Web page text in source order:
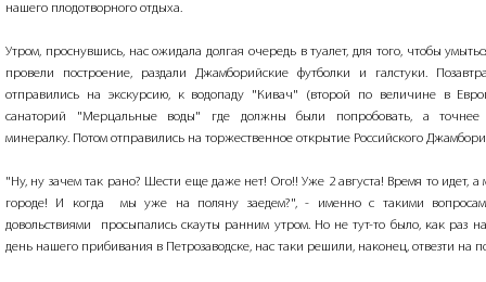
нашего плодотворного отдыха.
Утром, проснувшись, нас ожидала долгая очередь в туалет, для того, чтобы
провели построение, раздали Джамборийские футболки и галстуки.
отправились на экскурсию, к водопаду "Кивач" (второй по величине в
санаторий "Мерцальные воды" где должны были попробовать, а точнее
минералку. Потом отправились на торжественное открытие Российского
"Ну, ну зачем так рано? Шести еще даже нет! Ого!! Уже 2 августа! Время то идет, а
городе! И когда мы уже на поляну заедем?", - именно с такими
довольствиями просыпались скауты ранним утром. Но не тут-то было, как раз
день нашего прибивания в Петрозаводске, нас таки решили, наконец, отвезти на